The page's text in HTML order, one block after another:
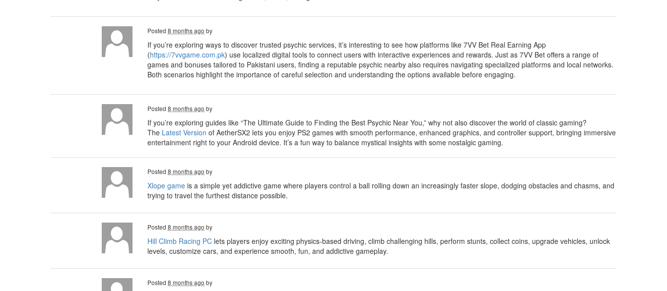
Posted 8 months ago by
If you’re exploring ways to discover trusted psychic services, it’s interesting to see how platforms like 7VV Bet Real Earning App
(https://7vvgame.com.pk) use localized digital tools to connect users with interactive experiences and rewards. Just as 7VV Bet offers a range of
games and bonuses tailored to Pakistani users, finding a reputable psychic nearby also requires navigating specialized platforms and local networks.
Both scenarios highlight the importance of careful selection and understanding the options available before engaging.
Posted 8 months ago by
If you’re exploring guides like “The Ultimate Guide to Finding the Best Psychic Near You,” why not also discover the world of classic gaming?
The Latest Version of AetherSX2 lets you enjoy PS2 games with smooth performance, enhanced graphics, and controller support, bringing immersive
entertainment right to your Android device. It’s a fun way to balance mystical insights with some nostalgic gaming.
Posted 8 months ago by
Xlope game is a simple yet addictive game where players control a ball rolling down an increasingly faster slope, dodging obstacles and chasms, and
trying to travel the furthest distance possible.
Posted 8 months ago by
Hill Climb Racing PC lets players enjoy exciting physics-based driving, climb challenging hills, perform stunts, collect coins, upgrade vehicles, unlock
levels, customize cars, and experience smooth, fun, and addictive gameplay.
Posted 8 months ago by